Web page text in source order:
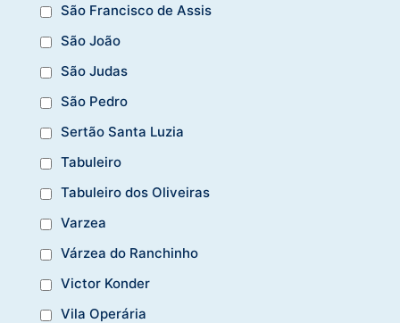
São Francisco de Assis
São João
São Judas
São Pedro
Sertão Santa Luzia
Tabuleiro
Tabuleiro dos Oliveiras
Varzea
Várzea do Ranchinho
Victor Konder
Vila Operária